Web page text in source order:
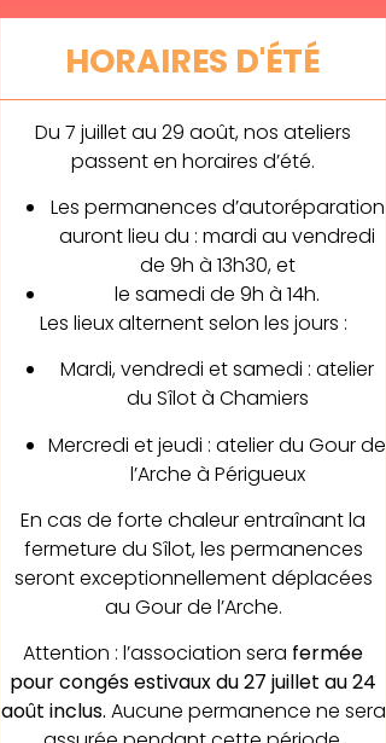
HORAIRES D'ÉTÉ
Du 7 juillet au 29 août, nos ateliers
passent en horaires d’été.
Les permanences d’autoréparation
auront lieu du : mardi au vendredi
de 9h à 13h30, et
le samedi de 9h à 14h.
Les lieux alternent selon les jours :
Mardi, vendredi et samedi : atelier
du Sîlot à Chamiers
Mercredi et jeudi : atelier du Gour de
l’Arche à Périgueux
En cas de forte chaleur entraînant la
fermeture du Sîlot, les permanences
seront exceptionnellement déplacées
au Gour de l’Arche.
Attention : l’association sera fermée
pour congés estivaux du 27 juillet au 24
août inclus. Aucune permanence ne sera